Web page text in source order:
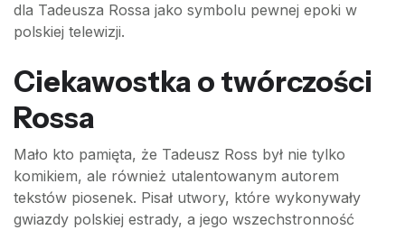
dla Tadeusza Rossa jako symbolu pewnej epoki w
polskiej telewizji.
Ciekawostka o twórczości
Rossa
Mało kto pamięta, że Tadeusz Ross był nie tylko
komikiem, ale również utalentowanym autorem
tekstów piosenek. Pisał utwory, które wykonywały
gwiazdy polskiej estrady, a jego wszechstronność